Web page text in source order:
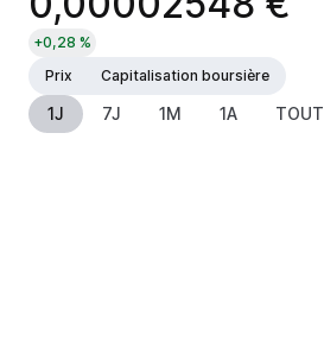
+0,28 %
Prix
Capitalisation boursière
1J 7J 1M 1A TOUT